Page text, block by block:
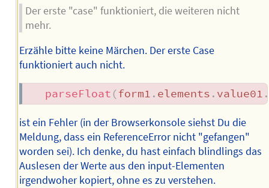
Der erste "case" funktioniert, die weiteren nicht
mehr.
Erzähle bitte keine Märchen. Der erste Case
funktioniert auch nicht.
parseFloat (form1 . elements . value01 .
ist ein Fehler (in der Browserkonsole siehst Du die
Meldung, dass ein ReferenceError nicht "gefangen"
worden sei). Ich denke, du hast einfach blindlings das
Auslesen der Werte aus den input-Elementen
irgendwoher kopiert, ohne es zu verstehen.